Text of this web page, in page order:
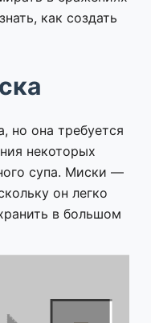
как создать
но она требуется
некоторых
супа. Миски —
он легко
в большом